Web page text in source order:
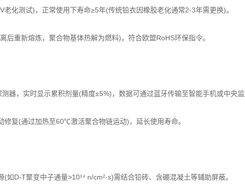
化测试)，正常使用下寿命≥5年(传统铅衣因橡胶老化通常2-3年需更换)。
后重新熔炼，聚合物基体热解为燃料)，符合欧盟RoHS环保指令。
器，实时显示累积剂量(精度±5%)，数据可通过蓝牙传输至智能手机或中央监
修复(通过加热至60℃激活聚合物链运动)，延长使用寿命。
如D-T聚变中子通量>10¹⁴ n/cm²·s)需结合铅砖、含硼混凝土等辅助屏蔽。